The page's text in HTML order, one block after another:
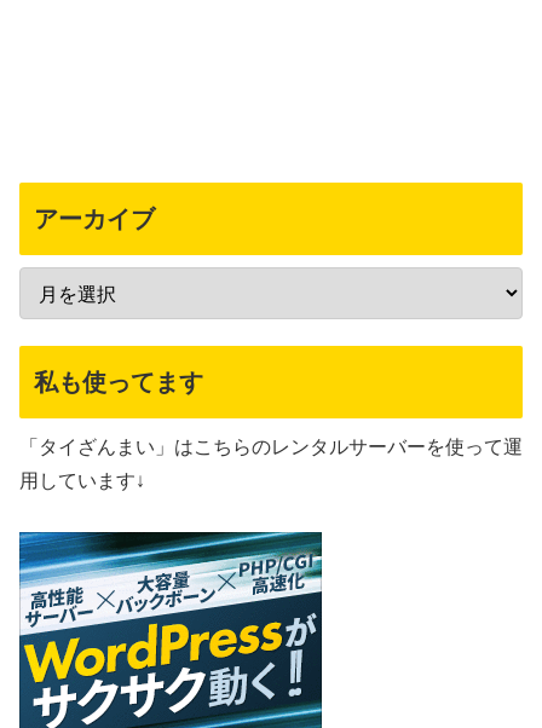
アーカイブ
私も使ってます
「タイざんまい」はこちらのレンタルサーバーを使って運
用しています↓